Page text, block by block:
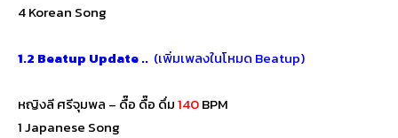
4 Korean Song
1.2 Beatup Update .. (เพิ่มเพลงในโหมด Beatup)
หญิงลี ศรีจุมพล – ดื๊อ ดื๊อ ดึ่ม140BPM
1 Japanese Song